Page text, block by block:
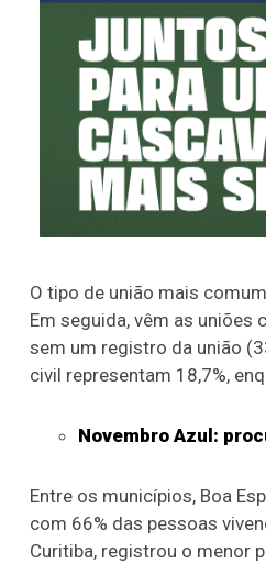
O tipo de união mais
Em seguida, vêm as uniões
sem um registro da união
civil representam 18,7%,
Novembro Azul:
Entre os municípios, Boa
com 66% das pessoas
Curitiba, registrou o menor